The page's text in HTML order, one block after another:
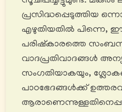
പ്രസിദ്ധപ്പെടുത്തിയ
എഴുതിയതില്‍ പിന്നെ, ഈ
പരിഷ്കാരത്തെ
വാദപ്രതിവാദങ്ങൾ
സംഗതിയാകയും,
പാഠഭേദങ്ങൾക്ക്